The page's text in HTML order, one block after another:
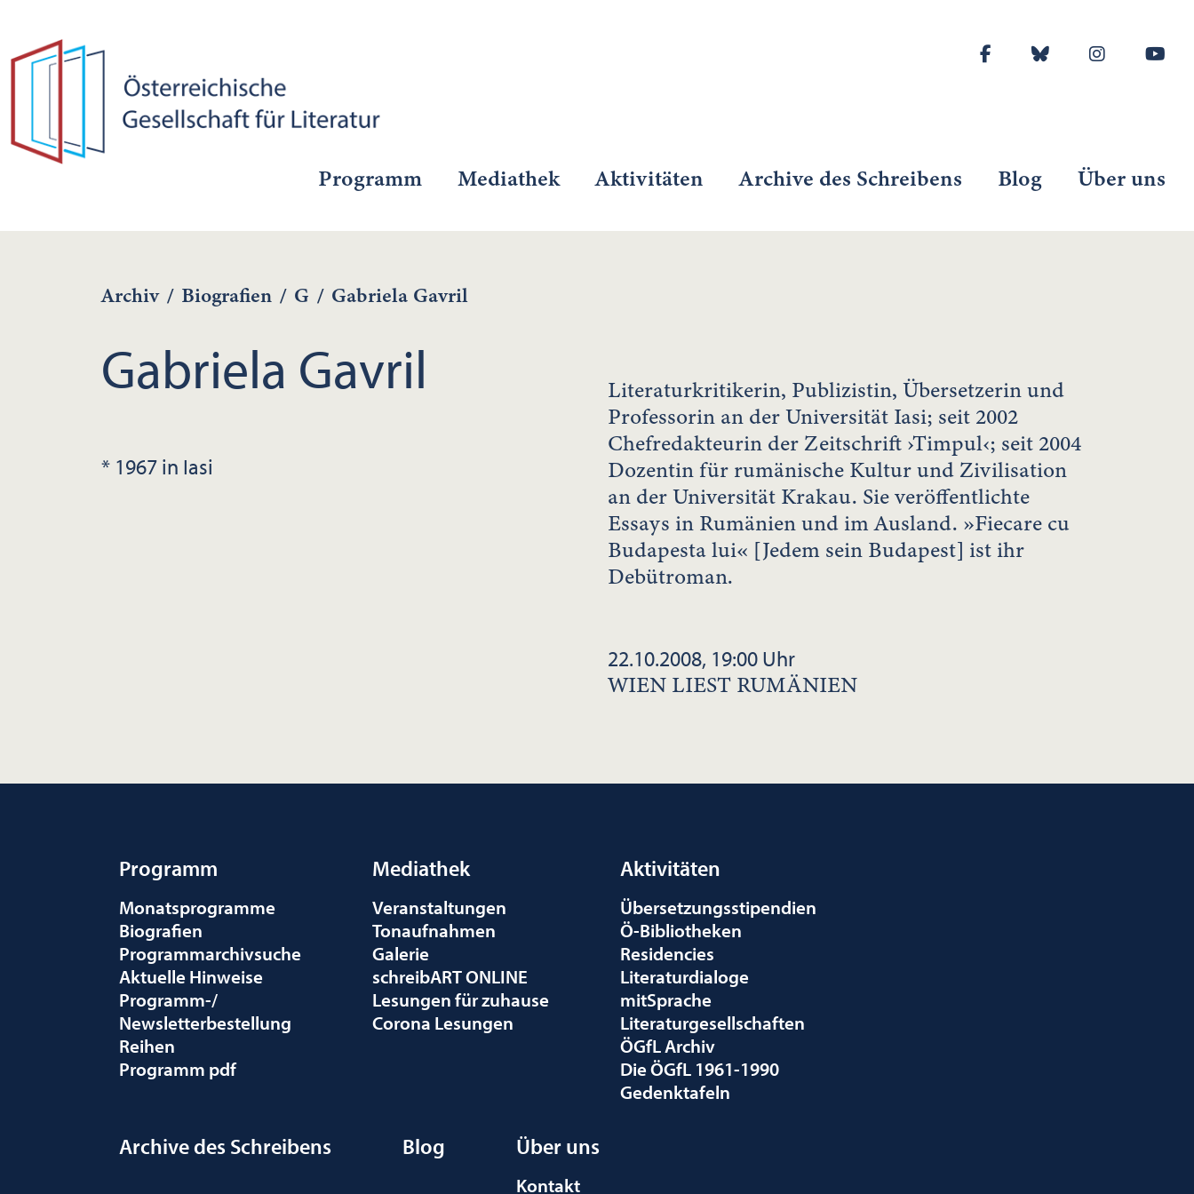
Programm Mediathek Aktivitäten Archive des Schreibens Blog Über uns
Archiv / Biografien / G / Gabriela Gavril
Gabriela Gavril
* 1967 in Iasi
Literaturkritikerin, Publizistin, Übersetzerin und
Professorin an der Universität Iasi; seit 2002
Chefredakteurin der Zeitschrift ›Timpul‹; seit 2004
Dozentin für rumänische Kultur und Zivilisation
an der Universität Krakau. Sie veröffentlichte
Essays in Rumänien und im Ausland. »Fiecare cu
Budapesta lui« [Jedem sein Budapest] ist ihr
Debütroman.
22.10.2008, 19:00 Uhr
WIEN LIEST RUMÄNIEN
Programm
Monatsprogramme
Biografien
Programmarchivsuche
Aktuelle Hinweise
Programm-/
Newsletterbestellung
Reihen
Programm pdf
Mediathek
Veranstaltungen
Tonaufnahmen
Galerie
schreibART ONLINE
Lesungen für zuhause
Corona Lesungen
Aktivitäten
Übersetzungsstipendien
Ö-Bibliotheken
Residencies
Literaturdialoge
mitSprache
Literaturgesellschaften
ÖGfL Archiv
Die ÖGfL 1961-1990
Gedenktafeln
Archive des Schreibens Blog Über uns
Kontakt